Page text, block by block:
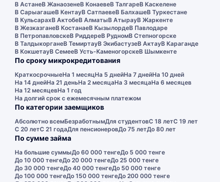
В АстанеВ ЖанаозенеВ КонаевеВ ТалгареВ Каскелене
В СарыагашеВ КентауВ СатпаевеВ БалхашеВ Туркестане
В КульсарахВ АктобеВ АлматыВ АтырауВ Жаркенте
В ЖезказганеВ КостанаеВ КызылордеВ Павлодаре
В ПетропавловскеВ РиддереВ РудномВ Степногорске
В ТалдыкорганеВ ТемиртауВ ЭкибастузеВ АктауВ Караганде
В КокшетауВ СемееВ Усть-КаменогорскеВ Шымкенте
По сроку микрокредитования
КраткосрочныеНа 1 месяцНа 5 днейНа 7 днейНа 10 дней
На 14 днейНа 21 деньНа 2 месяцаНа 3 месяцаНа 6 месяцев
На 12 месяцевНа 1 год
На долгий срок с ежемесячным платежом
По категории заемщиков
Абсолютно всемБезработнымДля студентовС 18 летС 19 лет
С 20 летС 21 годаДля пенсионеровДо 75 летДо 80 лет
По сумме займа
На большие суммыДо 60 000 тенгеДо 5 000 тенге
До 10 000 тенгеДо 20 000 тенгеДо 25 000 тенге
До 30 000 тенгеДо 40 000 тенгеДо 50 000 тенге
До 100 000 тенгеДо 150 000 тенгеДо 200 000 тенге